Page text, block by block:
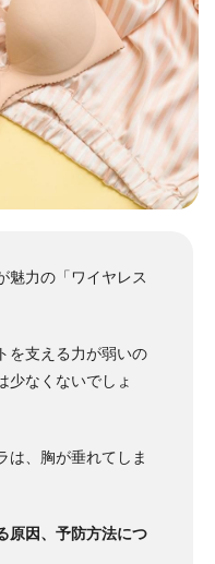
魅力の「ワイヤレス
を支える力が弱いの
少なくないでしょ
は、胸が垂れてしま
原因、予防方法につ